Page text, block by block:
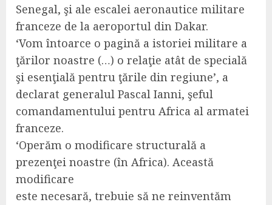
Senegal, şi ale escalei aeronautice militare
franceze de la aeroportul din Dakar.
‘Vom întoarce o pagină a istoriei militare a
ţărilor noastre (…) o relaţie atât de specială
şi esenţială pentru ţările din regiune’, a
declarat generalul Pascal Ianni, şeful
comandamentului pentru Africa al armatei
franceze.
‘Operăm o modificare structurală a
prezenţei noastre (în Africa). Această
modificare
este necesară, trebuie să ne reinventăm